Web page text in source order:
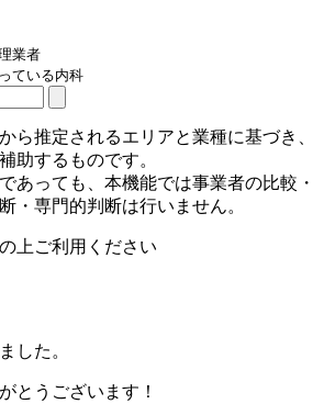
業者
ている内科
ら推定されるエリアと業種に基づき、
助するものです。
あっても、本機能では事業者の比較・
・専門的判断は行いません。
上ご利用ください
した。
とうございます！